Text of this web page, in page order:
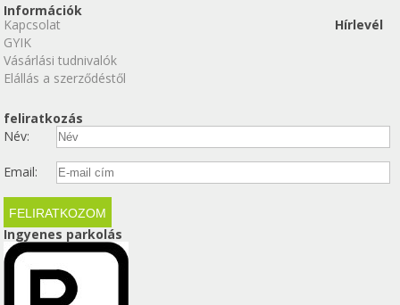
Információk
Kapcsolat
GYIK
Vásárlási tudnivalók
Elállás a szerződéstől
Hírlevél
feliratkozás
Név:
Email:
Ingyenes parkolás